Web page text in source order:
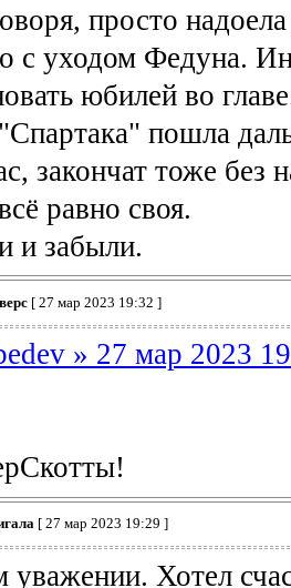
просто
с уходом Федуна.
юбилей во
пошла
закончат тоже без
равно своя.
и забыли.
[ 27 мар 2023 19:32 ]
» 27 мар 2023
[ 27 мар 2023 19:29 ]
уважении. Хотел